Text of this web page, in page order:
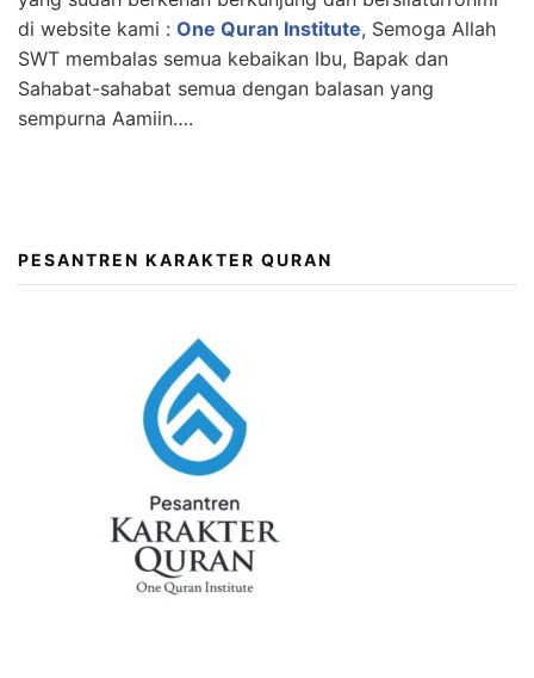
di website kami : One Quran Institute, Semoga Allah
SWT membalas semua kebaikan Ibu, Bapak dan
Sahabat-sahabat semua dengan balasan yang
sempurna Aamiin….
PESANTREN KARAKTER QURAN